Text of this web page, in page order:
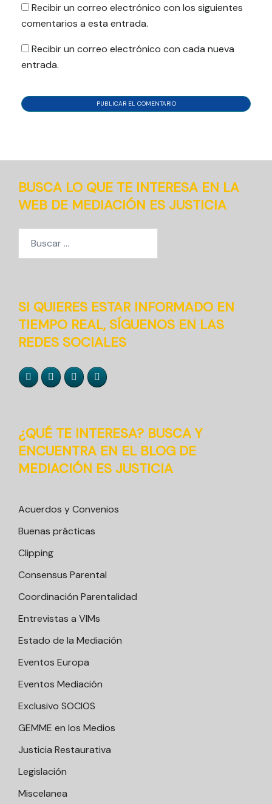
Recibir un correo electrónico con los siguientes
comentarios a esta entrada.
Recibir un correo electrónico con cada nueva
entrada.
BUSCA LO QUE TE INTERESA EN LA
WEB DE MEDIACIÓN ES JUSTICIA
SI QUIERES ESTAR INFORMADO EN
TIEMPO REAL, SÍGUENOS EN LAS
REDES SOCIALES
¿QUÉ TE INTERESA? BUSCA Y
ENCUENTRA EN EL BLOG DE
MEDIACIÓN ES JUSTICIA
Acuerdos y Convenios
Buenas prácticas
Clipping
Consensus Parental
Coordinación Parentalidad
Entrevistas a VIMs
Estado de la Mediación
Eventos Europa
Eventos Mediación
Exclusivo SOCIOS
GEMME en los Medios
Justicia Restaurativa
Legislación
Miscelanea